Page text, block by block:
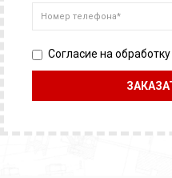
Согласие на обработку